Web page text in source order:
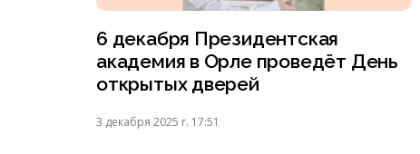
6 декабря Президентская
академия в Орле проведёт День
открытых дверей
3 декабря 2025 г. 17:51